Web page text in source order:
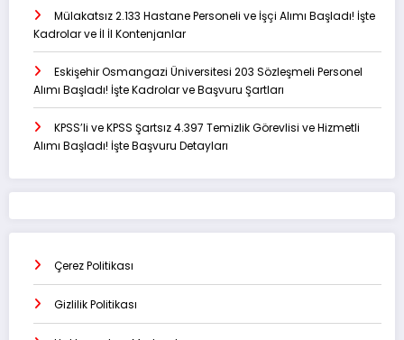
Mülakatsız 2.133 Hastane Personeli ve İşçi Alımı Başladı! İşte
Kadrolar ve İl İl Kontenjanlar
Eskişehir Osmangazi Üniversitesi 203 Sözleşmeli Personel
Alımı Başladı! İşte Kadrolar ve Başvuru Şartları
KPSS’li ve KPSS Şartsız 4.397 Temizlik Görevlisi ve Hizmetli
Alımı Başladı! İşte Başvuru Detayları
Çerez Politikası
Gizlilik Politikası